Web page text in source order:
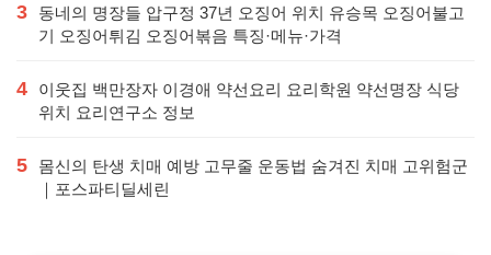
3
동네의 명장들 압구정 37년 오징어 위치 유승목 오징어불고
기 오징어튀김 오징어볶음 특징·메뉴·가격
4
이웃집 백만장자 이경애 약선요리 요리학원 약선명장 식당
위치 요리연구소 정보
5
몸신의 탄생 치매 예방 고무줄 운동법 숨겨진 치매 고위험군
｜포스파티딜세린